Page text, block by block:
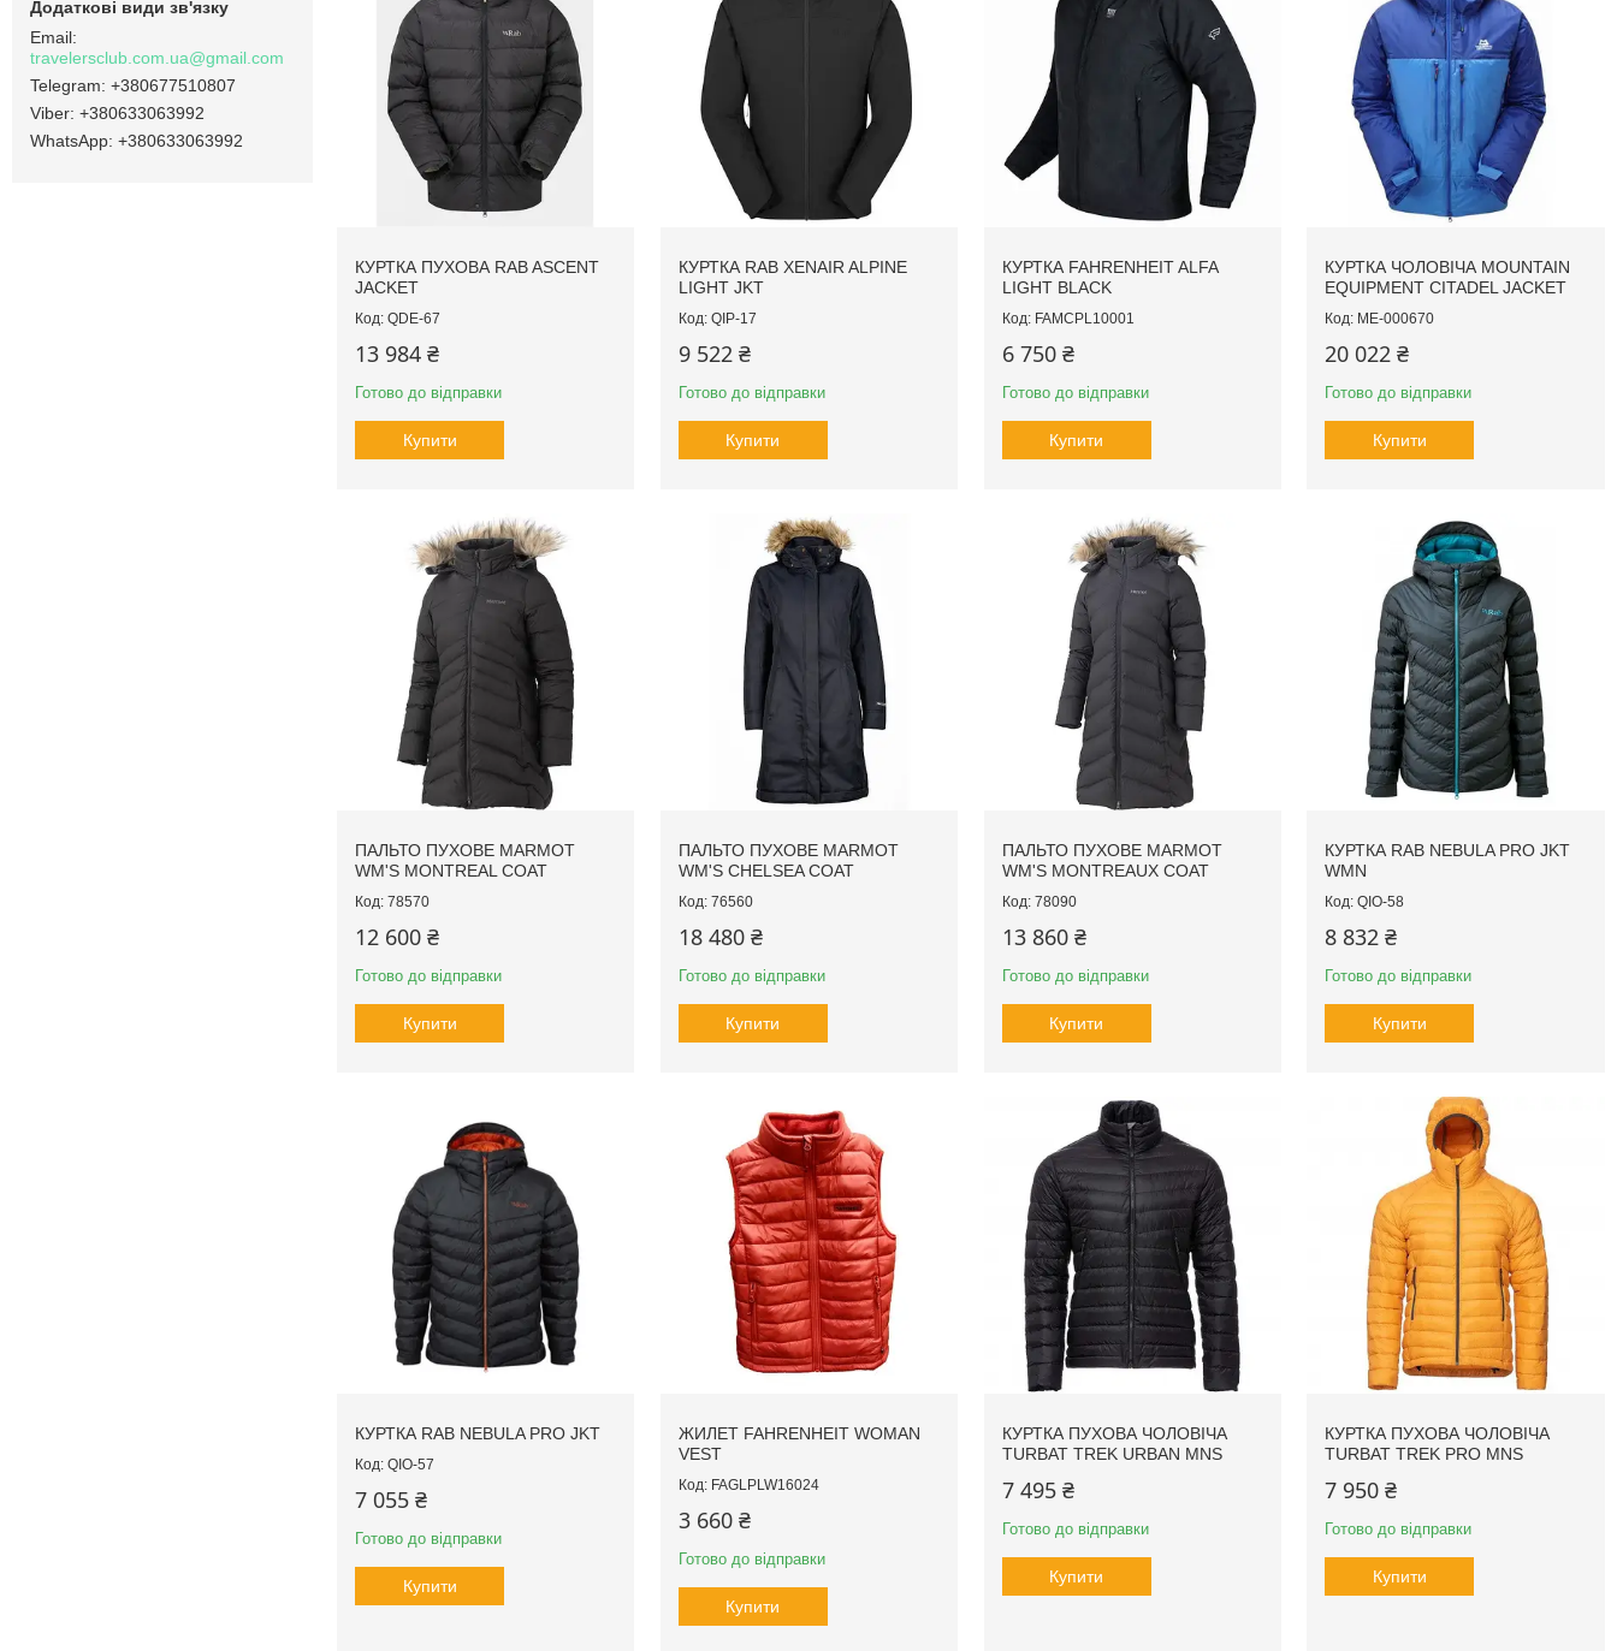
КУРТКА ПУХОВА RAB ASCENT
JACKET
QDE-67
13 984 ₴
Готово до відправки
Купити
КУРТКА RAB XENAIR ALPINE
LIGHT JKT
QIP-17
9 522 ₴
Готово до відправки
Купити
КУРТКА FAHRENHEIT ALFA
LIGHT BLACK
FAMCPL10001
6 750 ₴
Готово до відправки
Купити
КУРТКА ЧОЛОВІЧА MOUNTAIN
EQUIPMENT CITADEL JACKET
ME-000670
20 022 ₴
Готово до відправки
Купити
ПАЛЬТО ПУХОВЕ MARMOT
WM'S MONTREAL COAT
78570
12 600 ₴
Готово до відправки
Купити
ПАЛЬТО ПУХОВЕ MARMOT
WM'S CHELSEA COAT
76560
18 480 ₴
Готово до відправки
Купити
ПАЛЬТО ПУХОВЕ MARMOT
WM'S MONTREAUX COAT
78090
13 860 ₴
Готово до відправки
Купити
КУРТКА RAB NEBULA PRO JKT
WMN
QIO-58
8 832 ₴
Готово до відправки
Купити
КУРТКА RAB NEBULA PRO JKT
QIO-57
7 055 ₴
Готово до відправки
Купити
ЖИЛЕТ FAHRENHEIT WOMAN
VEST
FAGLPLW16024
3 660 ₴
Готово до відправки
Купити
КУРТКА ПУХОВА ЧОЛОВІЧА
TURBAT TREK URBAN MNS
7 495 ₴
Готово до відправки
Купити
КУРТКА ПУХОВА ЧОЛОВІЧА
TURBAT TREK PRO MNS
7 950 ₴
Готово до відправки
Купити
travelersclub.com.ua@gmail.com
+380677510807
+380633063992
+380633063992